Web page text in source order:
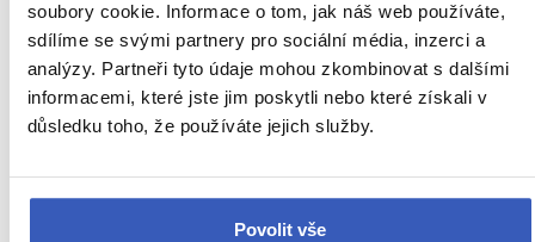
soubory cookie. Informace o tom, jak náš web používáte,
sdílíme se svými partnery pro sociální média, inzerci a
analýzy. Partneři tyto údaje mohou zkombinovat s dalšími
informacemi, které jste jim poskytli nebo které získali v
důsledku toho, že používáte jejich služby.
Povolit vše
Doprava na La Gomera: projeďte se taxi,
autobusem, trajektem či půjčeným autem
11802 přečtení